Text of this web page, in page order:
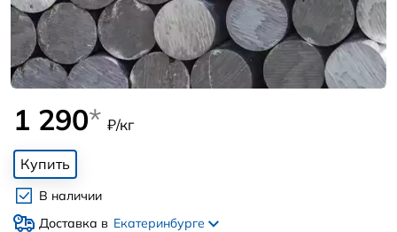
1 290* ₽/кг
Купить
В наличии
Доставка в Екатеринбурге